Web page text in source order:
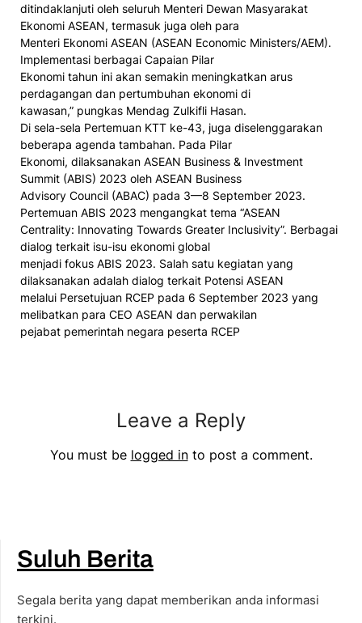
ditindaklanjuti oleh seluruh Menteri Dewan Masyarakat
Ekonomi ASEAN, termasuk juga oleh para
Menteri Ekonomi ASEAN (ASEAN Economic Ministers/AEM).
Implementasi berbagai Capaian Pilar
Ekonomi tahun ini akan semakin meningkatkan arus
perdagangan dan pertumbuhan ekonomi di
kawasan,” pungkas Mendag Zulkifli Hasan.
Di sela-sela Pertemuan KTT ke-43, juga diselenggarakan
beberapa agenda tambahan. Pada Pilar
Ekonomi, dilaksanakan ASEAN Business & Investment
Summit (ABIS) 2023 oleh ASEAN Business
Advisory Council (ABAC) pada 3—8 September 2023.
Pertemuan ABIS 2023 mengangkat tema “ASEAN
Centrality: Innovating Towards Greater Inclusivity”. Berbagai
dialog terkait isu-isu ekonomi global
menjadi fokus ABIS 2023. Salah satu kegiatan yang
dilaksanakan adalah dialog terkait Potensi ASEAN
melalui Persetujuan RCEP pada 6 September 2023 yang
melibatkan para CEO ASEAN dan perwakilan
pejabat pemerintah negara peserta RCEP
Leave a Reply
You must be logged into post a comment.
Suluh Berita
Segala berita yang dapat memberikan anda informasi
terkini.